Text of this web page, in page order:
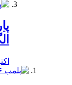
اکتبر